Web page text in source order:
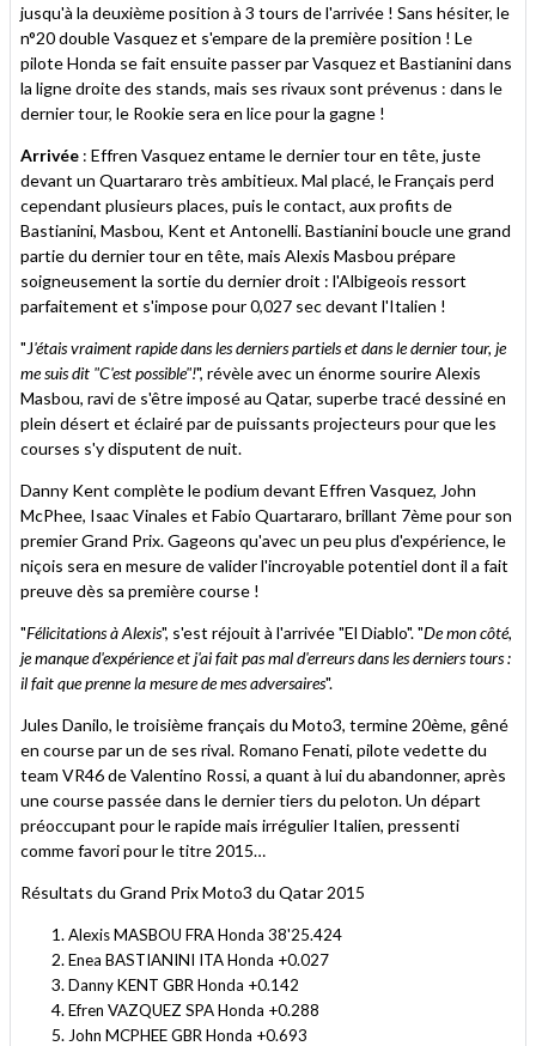
jusqu'à la deuxième position à 3 tours de l'arrivée ! Sans hésiter, le
n°20 double Vasquez et s'empare de la première position ! Le
pilote Honda se fait ensuite passer par Vasquez et Bastianini dans
la ligne droite des stands, mais ses rivaux sont prévenus : dans le
dernier tour, le Rookie sera en lice pour la gagne !
Arrivée : Effren Vasquez entame le dernier tour en tête, juste
devant un Quartararo très ambitieux. Mal placé, le Français perd
cependant plusieurs places, puis le contact, aux profits de
Bastianini, Masbou, Kent et Antonelli. Bastianini boucle une grand
partie du dernier tour en tête, mais Alexis Masbou prépare
soigneusement la sortie du dernier droit : l'Albigeois ressort
parfaitement et s'impose pour 0,027 sec devant l'Italien !
"J'étais vraiment rapide dans les derniers partiels et dans le dernier tour, je
me suis dit "C'est possible"!", révèle avec un énorme sourire Alexis
Masbou, ravi de s'être imposé au Qatar, superbe tracé dessiné en
plein désert et éclairé par de puissants projecteurs pour que les
courses s'y disputent de nuit.
Danny Kent complète le podium devant Effren Vasquez, John
McPhee, Isaac Vinales et Fabio Quartararo, brillant 7ème pour son
premier Grand Prix. Gageons qu'avec un peu plus d'expérience, le
niçois sera en mesure de valider l'incroyable potentiel dont il a fait
preuve dès sa première course !
"Félicitations à Alexis", s'est réjouit à l'arrivée "El Diablo". "De mon côté,
je manque d'expérience et j'ai fait pas mal d'erreurs dans les derniers tours :
il fait que prenne la mesure de mes adversaires".
Jules Danilo, le troisième français du Moto3, termine 20ème, gêné
en course par un de ses rival. Romano Fenati, pilote vedette du
team VR46 de Valentino Rossi, a quant à lui du abandonner, après
une course passée dans le dernier tiers du peloton. Un départ
préoccupant pour le rapide mais irrégulier Italien, pressenti
comme favori pour le titre 2015…
Résultats du Grand Prix Moto3 du Qatar 2015
Alexis MASBOU FRA Honda 38'25.424
Enea BASTIANINI ITA Honda +0.027
Danny KENT GBR Honda +0.142
Efren VAZQUEZ SPA Honda +0.288
John MCPHEE GBR Honda +0.693